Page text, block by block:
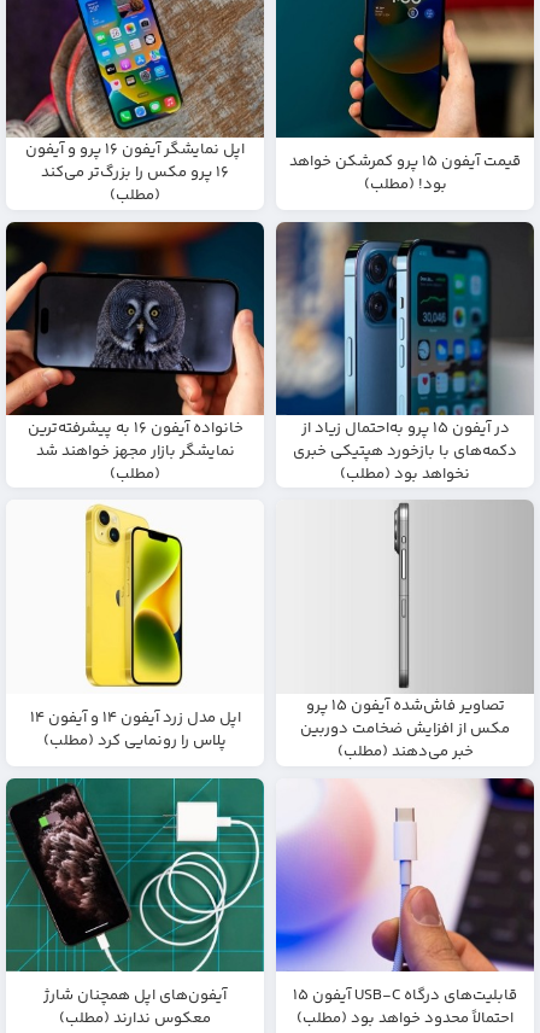
قیمت آیفون ۱۵ پرو کمرشکن خواهد
بود! (مطلب)
اپل نمایشگر آیفون ۱۶ پرو و آیفون
۱۶ پرو مکس را بزرگ‌تر می‌کند
(مطلب)
در آیفون ۱۵ پرو به‌احتمال زیاد از
دکمه‌های با بازخورد هپتیکی خبری
نخواهد بود (مطلب)
خانواده آیفون ۱۶ به پیشرفته‌ترین
نمایشگر بازار مجهز خواهند شد
(مطلب)
تصاویر فاش‌شده آیفون ۱۵ پرو
مکس از افزایش ضخامت دوربین
خبر می‌دهند (مطلب)
اپل مدل زرد آیفون ۱۴ و آیفون ۱۴
پلاس را رونمایی کرد (مطلب)
قابلیت‌های درگاه USB-C آیفون ۱۵
احتمالاً محدود خواهد بود (مطلب)
آیفون‌های اپل همچنان شارژ
معکوس ندارند (مطلب)